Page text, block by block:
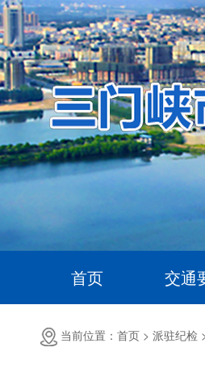
首页 交通
当前位置：首页 > 派驻纪检